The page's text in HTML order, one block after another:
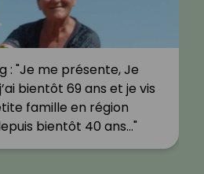
: "Je me présente, Je
bientôt 69 ans et je vis
famille en région
bientôt 40 ans…"